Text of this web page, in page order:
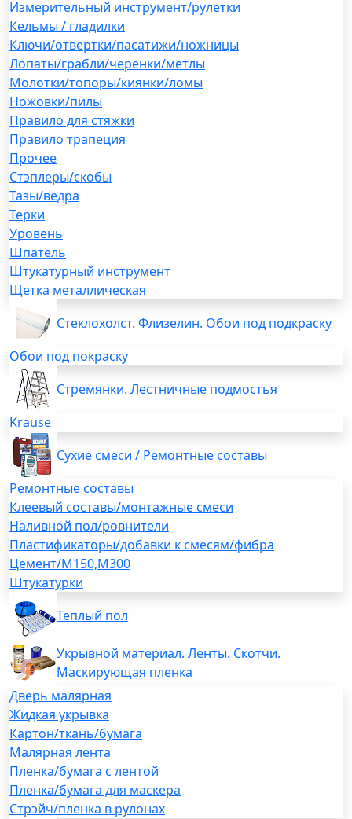
Измерительный инструмент/рулетки
Кельмы / гладилки
Ключи/отвертки/пасатижи/ножницы
Лопаты/грабли/черенки/метлы
Молотки/топоры/киянки/ломы
Ножовки/пилы
Правило для стяжки
Правило трапеция
Прочее
Стэплеры/скобы
Тазы/ведра
Терки
Уровень
Шпатель
Штукатурный инструмент
Щетка металлическая
Стеклохолст. Флизелин. Обои под подкраску
Обои под покраску
Стремянки. Лестничные подмостья
Krause
Сухие смеси / Ремонтные составы
Ремонтные составы
Клеевый составы/монтажные смеси
Наливной пол/ровнители
Пластификаторы/добавки к смесям/фибра
Цемент/М150,М300
Штукатурки
Теплый пол
Укрывной материал. Ленты. Скотчи.
Маскирующая пленка
Дверь малярная
Жидкая укрывка
Картон/ткань/бумага
Малярная лента
Пленка/бумага с лентой
Пленка/бумага для маскера
Стрэйч/пленка в рулонах